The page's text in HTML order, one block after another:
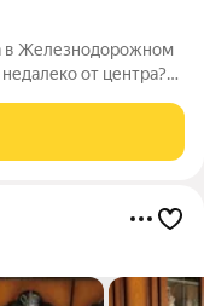
в Железнодорожном
от центра?
район, дом